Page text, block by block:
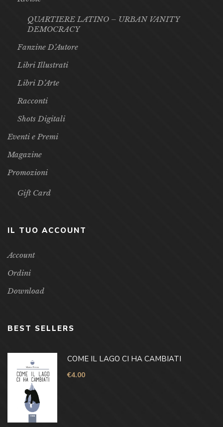
QUARTIERE LATINO – URBAN VANITY
DEMOCRACY
Fanzine D’Autore
Libri Illustrati
Libri D’Arte
Racconti
Shots Digitali
Eventi e Premi
Magazine
Promozioni
Gift Card
IL TUO ACCOUNT
Account
Ordini
Download
BEST SELLERS
COME IL LAGO CI HA CAMBIATI
€4.00